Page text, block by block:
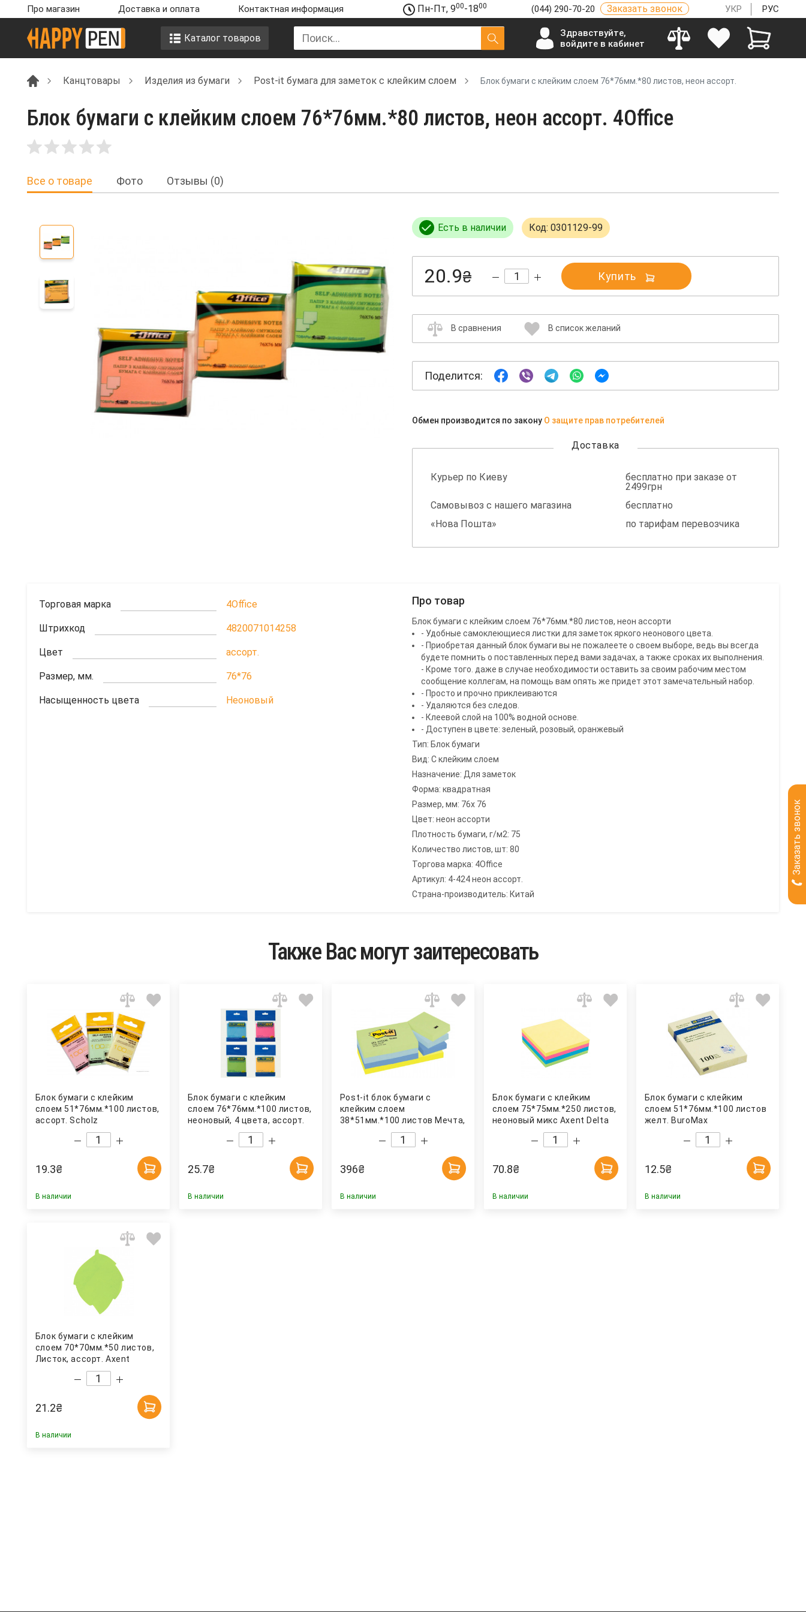
Про магазин Доставка и оплата Контактная информация Пн-Пт, 900-1800 (044) 290-70-20 Заказать звонок УКР РУС
Каталог товаров
Здравствуйте,
войдите в кабинет
Канцтовары Изделия из бумаги Post-it бумага для заметок с клейким слоем Блок бумаги с клейким слоем 76*76мм.*80 листов, неон ассорт.
Блок бумаги с клейким слоем 76*76мм.*80 листов, неон ассорт. 4Office
Все о товаре Фото Отзывы (0)
Есть в наличии Код: 0301129-99
20.9₴ Купить
В сравнения В список желаний
Поделится:
Обмен производится по закону О защите прав потребителей
Доставка
Курьер по Киеву
бесплатно при заказе от
2499грн
Самовывоз с нашего магазина
бесплатно
«Нова Пошта»
по тарифам перевозчика
Торговая марка 4Office
Штрихкод 4820071014258
Цвет ассорт.
Размер, мм. 76*76
Насыщенность цвета Неоновый
Про товар
Блок бумаги с клейким слоем 76*76мм.*80 листов, неон ассорти
- Удобные самоклеющиеся листки для заметок яркого неонового цвета.
- Приобретая данный блок бумаги вы не пожалеете о своем выборе, ведь вы всегда
будете помнить о поставленных перед вами задачах, а также сроках их выполнения.
- Кроме того. даже в случае необходимости оставить за своим рабочим местом
сообщение коллегам, на помощь вам опять же придет этот замечательный набор.
- Просто и прочно приклеиваются
- Удаляются без следов.
- Клеевой слой на 100% водной основе.
- Доступен в цвете: зеленый, розовый, оранжевый
Тип: Блок бумаги
Вид: С клейким слоем
Назначение: Для заметок
Форма: квадратная
Размер, мм: 76х 76
Цвет: неон ассорти
Плотность бумаги, г/м2: 75
Количество листов, шт: 80
Торгова марка: 4Office
Артикул: 4-424 неон ассорт.
Страна-производитель: Китай
Также Вас могут заитересовать
Блок бумаги с клейким
слоем 51*76мм.*100 листов,
ассорт. Scholz
19.3₴
В наличии
Блок бумаги с клейким
слоем 76*76мм.*100 листов,
неоновый, 4 цвета, ассорт.
25.7₴
В наличии
Post-it блок бумаги с
клейким слоем
38*51мм.*100 листов Мечта,
12шт./уп. 3M
396₴
В наличии
Блок бумаги с клейким
слоем 75*75мм.*250 листов,
неоновый микс Axent Delta
70.8₴
В наличии
Блок бумаги с клейким
слоем 51*76мм.*100 листов
желт. BuroMax
12.5₴
В наличии
Блок бумаги с клейким
слоем 70*70мм.*50 листов,
Листок, ассорт. Axent
21.2₴
В наличии
Заказать звонок